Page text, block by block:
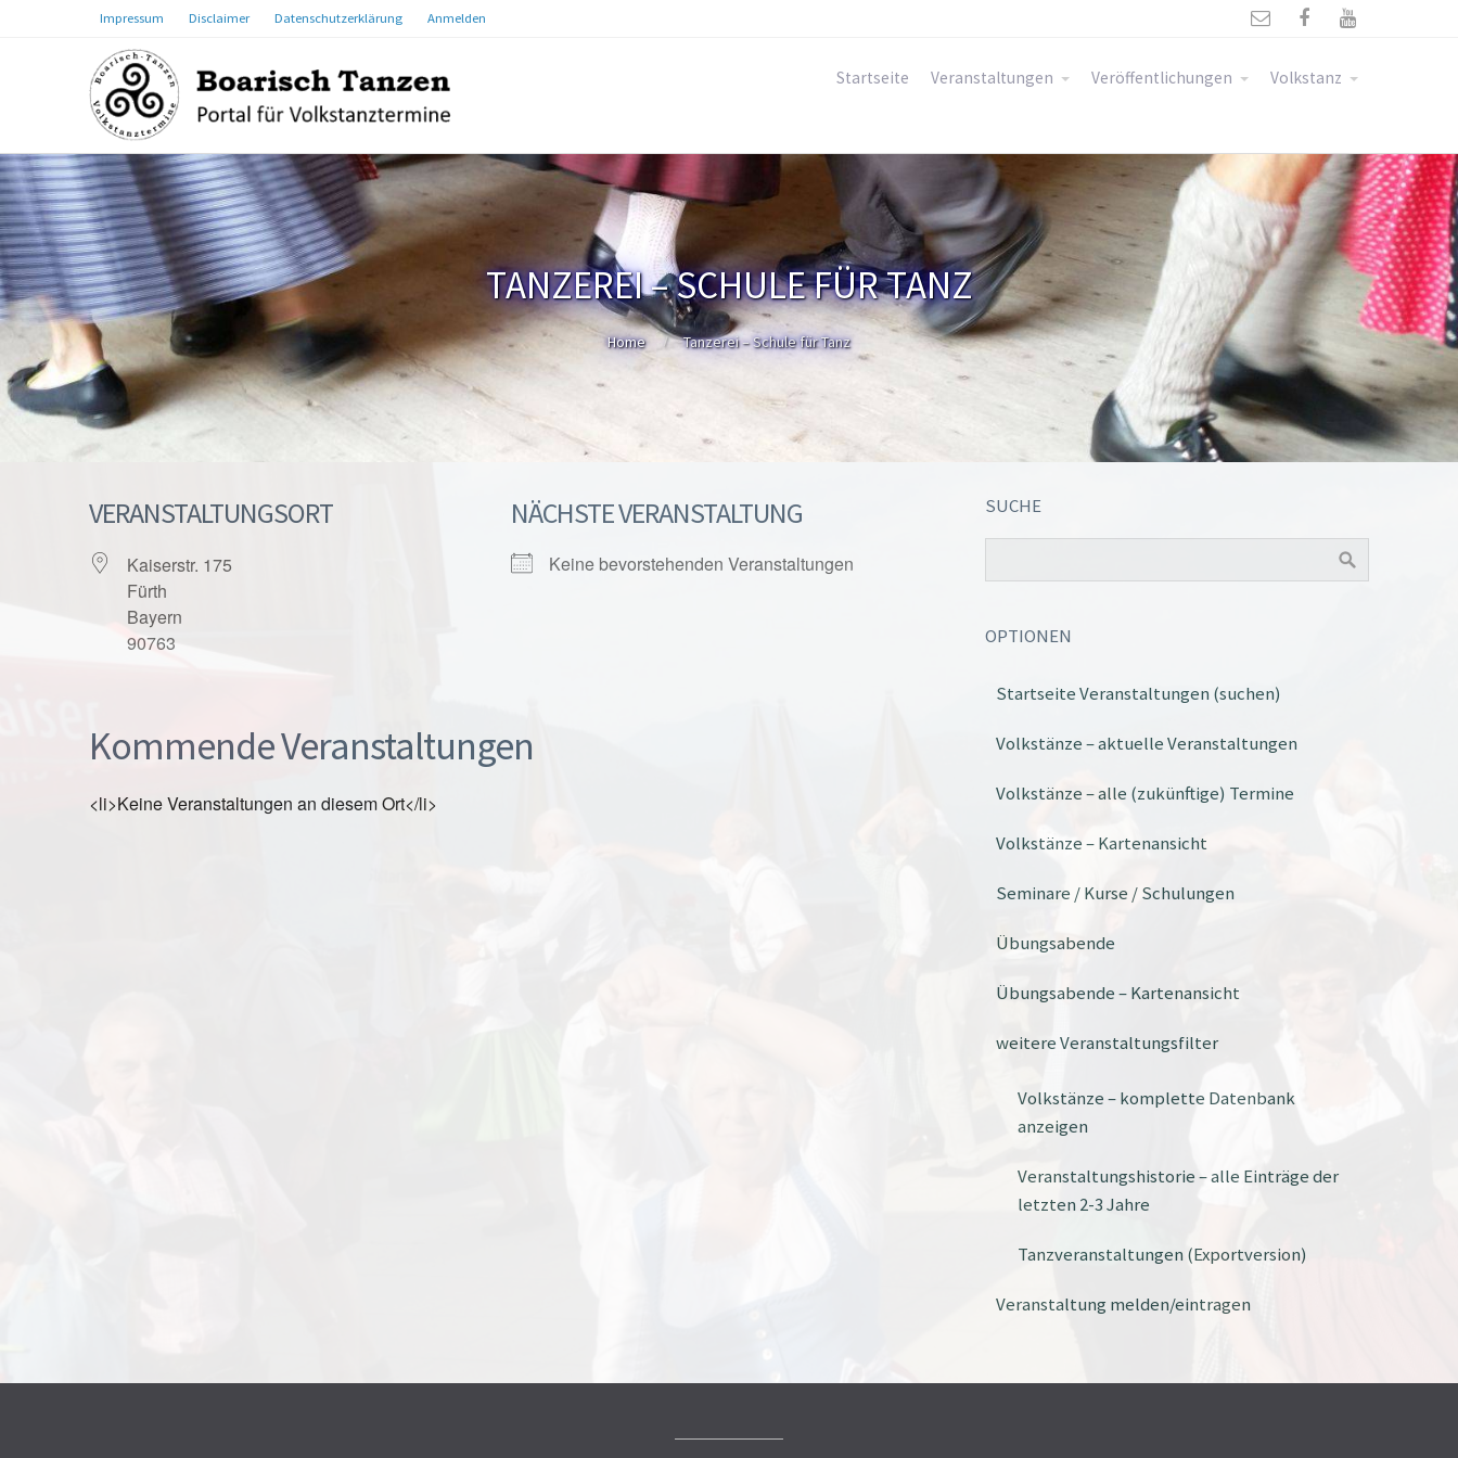
Impressum Disclaimer Datenschutzerklärung Anmelden   
Startseite Veranstaltungen Veröffentlichungen Volkstanz
TANZEREI – SCHULE FÜR TANZ
Home Tanzerei – Schule für Tanz
VERANSTALTUNGSORT
Kaiserstr. 175
Fürth
Bayern
90763
NÄCHSTE VERANSTALTUNG
Keine bevorstehenden Veranstaltungen
Kommende Veranstaltungen
<li>Keine Veranstaltungen an diesem Ort</li>
SUCHE
OPTIONEN
Startseite Veranstaltungen (suchen)
Volkstänze – aktuelle Veranstaltungen
Volkstänze – alle (zukünftige) Termine
Volkstänze – Kartenansicht
Seminare / Kurse / Schulungen
Übungsabende
Übungsabende – Kartenansicht
weitere Veranstaltungsfilter
Volkstänze – komplette Datenbank
anzeigen
Veranstaltungshistorie – alle Einträge der
letzten 2-3 Jahre
Tanzveranstaltungen (Exportversion)
Veranstaltung melden/eintragen